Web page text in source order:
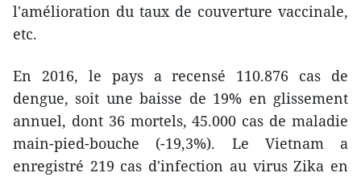
l'amélioration du taux de couverture vaccinale,
etc.
En 2016, le pays ​a recensé 110.876 cas de
dengue, soit une baisse de 19% en glissement
annuel, dont 36 ​mortels, 45.000 cas de maladie
main-pied-bouche (-19,3%). Le Vietnam a
enregistré 219 cas d'infection au virus Zika en